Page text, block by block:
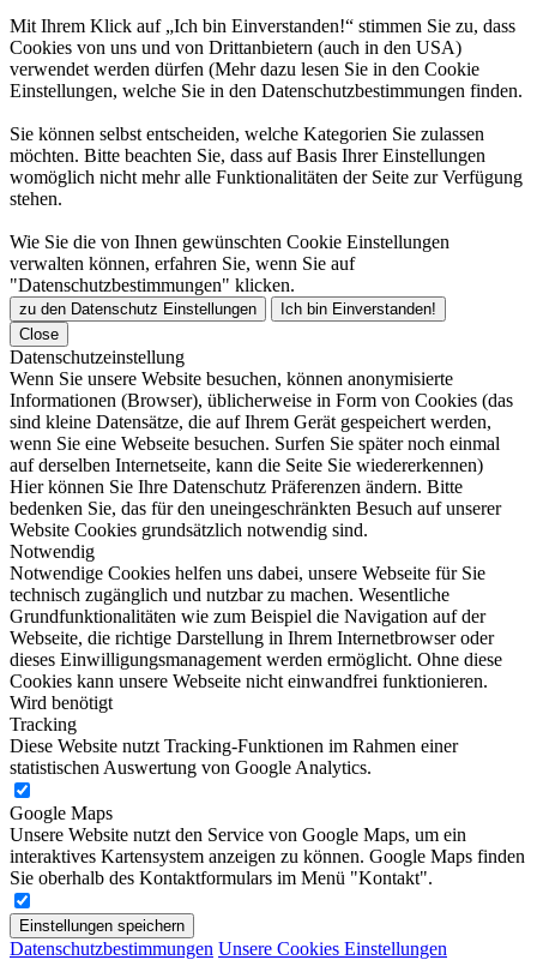
Mit Ihrem Klick auf „Ich bin Einverstanden!“ stimmen Sie zu, dass
Cookies von uns und von Drittanbietern (auch in den USA)
verwendet werden dürfen (Mehr dazu lesen Sie in den Cookie
Einstellungen, welche Sie in den Datenschutzbestimmungen finden.
Sie können selbst entscheiden, welche Kategorien Sie zulassen
möchten. Bitte beachten Sie, dass auf Basis Ihrer Einstellungen
womöglich nicht mehr alle Funktionalitäten der Seite zur Verfügung
stehen.
Wie Sie die von Ihnen gewünschten Cookie Einstellungen
verwalten können, erfahren Sie, wenn Sie auf
"Datenschutzbestimmungen" klicken.
zu den Datenschutz Einstellungen
Ich bin Einverstanden!
Close
Datenschutzeinstellung
Wenn Sie unsere Website besuchen, können anonymisierte
Informationen (Browser), üblicherweise in Form von Cookies (das
sind kleine Datensätze, die auf Ihrem Gerät gespeichert werden,
wenn Sie eine Webseite besuchen. Surfen Sie später noch einmal
auf derselben Internetseite, kann die Seite Sie wiedererkennen)
Hier können Sie Ihre Datenschutz Präferenzen ändern. Bitte
bedenken Sie, das für den uneingeschränkten Besuch auf unserer
Website Cookies grundsätzlich notwendig sind.
Notwendig
Notwendige Cookies helfen uns dabei, unsere Webseite für Sie
technisch zugänglich und nutzbar zu machen. Wesentliche
Grundfunktionalitäten wie zum Beispiel die Navigation auf der
Webseite, die richtige Darstellung in Ihrem Internetbrowser oder
dieses Einwilligungsmanagement werden ermöglicht. Ohne diese
Cookies kann unsere Webseite nicht einwandfrei funktionieren.
Wird benötigt
Tracking
Diese Website nutzt Tracking-Funktionen im Rahmen einer
statistischen Auswertung von Google Analytics.
Google Maps
Unsere Website nutzt den Service von Google Maps, um ein
interaktives Kartensystem anzeigen zu können. Google Maps finden
Sie oberhalb des Kontaktformulars im Menü "Kontakt".
Einstellungen speichern
Datenschutzbestimmungen Unsere Cookies Einstellungen